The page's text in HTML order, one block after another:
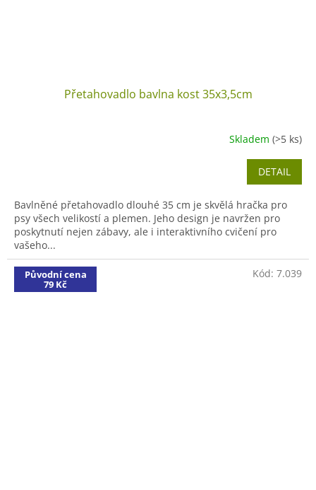
Přetahovadlo bavlna kost 35x3,5cm
Skladem (>5 ks)
DETAIL
Bavlněné přetahovadlo dlouhé 35 cm je skvělá hračka pro
psy všech velikostí a plemen. Jeho design je navržen pro
poskytnutí nejen zábavy, ale i interaktivního cvičení pro
vašeho...
Původní cena
79 Kč
Kód: 7.039